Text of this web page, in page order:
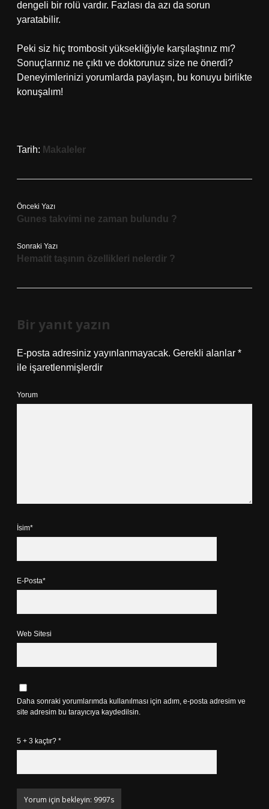
dengeli bir rolü vardır. Fazlası da azı da sorun
yaratabilir.
Peki siz hiç trombosit yüksekliğiyle karşılaştınız mı?
Sonuçlarınız ne çıktı ve doktorunuz size ne önerdi?
Deneyimlerinizi yorumlarda paylaşın, bu konuyu birlikte
konuşalım!
Tarih: Makaleler
Önceki Yazı
Gunes takvimi ne zaman bulundu ?
Sonraki Yazı
Hematit taşının özellikleri nelerdir ?
Bir yanıt yazın
E-posta adresiniz yayınlanmayacak. Gerekli alanlar *
ile işaretlenmişlerdir
Yorum
İsim*
E-Posta*
Web Sitesi
Daha sonraki yorumlarımda kullanılması için adım, e-posta adresim ve
site adresim bu tarayıcıya kaydedilsin.
5 + 3 kaçtır? *